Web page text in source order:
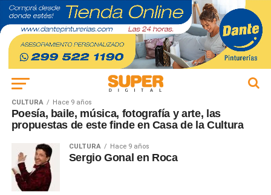
CULTURA Hace 9 años
Poesía, baile, música, fotografía y arte, las
propuestas de este finde en Casa de la Cultura
CULTURA Hace 9 años
Sergio Gonal en Roca